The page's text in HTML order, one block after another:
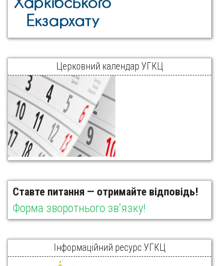
Церковний календар УГКЦ
Ставте питання — отримайте відповідь!
Форма зворотнього зв'язку!
Інформаційний ресурс УГКЦ